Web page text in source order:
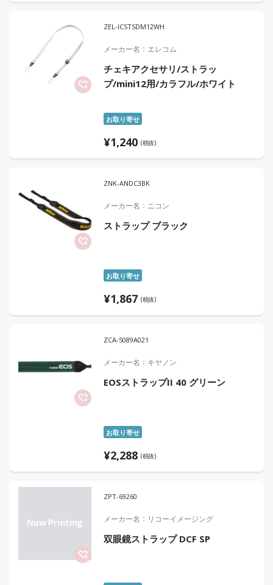
ZEL-ICSTSDM12WH
メーカー名 エレコム
チェキアクセサリ/ストラッ
プ/mini12用/カラフル/ホワイト
お取り寄せ
¥1,240 (税抜)
ZNK-ANDC3BK
メーカー名 ニコン
ストラップ ブラック
お取り寄せ
¥1,867 (税抜)
ZCA-5089A021
メーカー名 キヤノン
EOSストラップII 40 グリーン
お取り寄せ
¥2,288 (税抜)
ZPT-69260
メーカー名 リコーイメージング
双眼鏡ストラップ DCF SP